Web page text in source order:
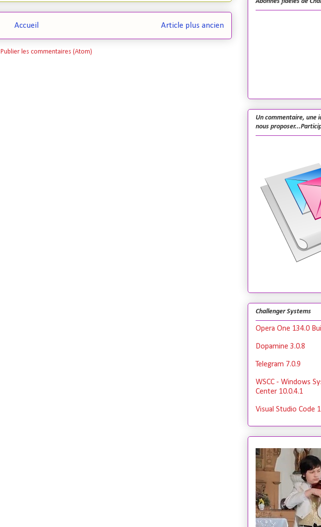
Article plus ancien
Accueil
Publier les commentaires (Atom)
Un commentaire, une
nous
Challenger Systems
Opera One 134.0
Dopamine 3.0.8
Telegram 7.0.9
WSCC - Windows
Center 10.0.4.1
Visual Studio Code